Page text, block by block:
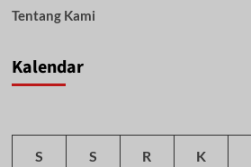
Tentang Kami
Kalendar
S S R K